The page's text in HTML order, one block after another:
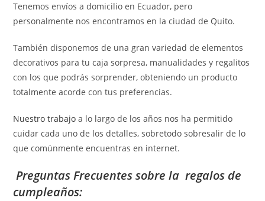
Tenemos envíos a domicilio en Ecuador, pero
personalmente nos encontramos en la ciudad de Quito.
También disponemos de una gran variedad de elementos
decorativos para tu caja sorpresa, manualidades y regalitos
con los que podrás sorprender, obteniendo un producto
totalmente acorde con tus preferencias.
Nuestro trabajo a lo largo de los años nos ha permitido
cuidar cada uno de los detalles, sobretodo sobresalir de lo
que comúnmente encuentras en internet.
Preguntas Frecuentes sobre la regalos de
cumpleaños: